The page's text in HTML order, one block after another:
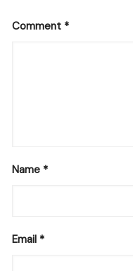
Comment *
Name *
Email *